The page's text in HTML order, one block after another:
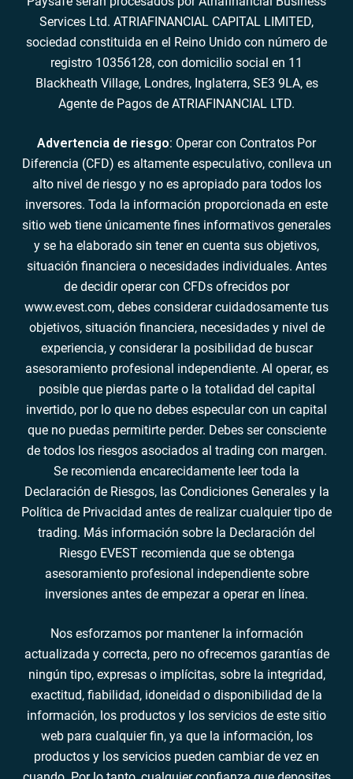
Services Ltd. ATRIAFINANCIAL CAPITAL LIMITED,
sociedad constituida en el Reino Unido con número de
registro 10356128, con domicilio social en 11
Blackheath Village, Londres, Inglaterra, SE3 9LA, es
Agente de Pagos de ATRIAFINANCIAL LTD.
Advertencia de riesgo: Operar con Contratos Por
Diferencia (CFD) es altamente especulativo, conlleva un
alto nivel de riesgo y no es apropiado para todos los
inversores. Toda la información proporcionada en este
sitio web tiene únicamente fines informativos generales
y se ha elaborado sin tener en cuenta sus objetivos,
situación financiera o necesidades individuales. Antes
de decidir operar con CFDs ofrecidos por
www.evest.com, debes considerar cuidadosamente tus
objetivos, situación financiera, necesidades y nivel de
experiencia, y considerar la posibilidad de buscar
asesoramiento profesional independiente. Al operar, es
posible que pierdas parte o la totalidad del capital
invertido, por lo que no debes especular con un capital
que no puedas permitirte perder. Debes ser consciente
de todos los riesgos asociados al trading con margen.
Se recomienda encarecidamente leer toda la
Declaración de Riesgos, las Condiciones Generales y la
Política de Privacidad antes de realizar cualquier tipo de
trading. Más información sobre la Declaración del
Riesgo EVEST recomienda que se obtenga
asesoramiento profesional independiente sobre
inversiones antes de empezar a operar en línea.
Nos esforzamos por mantener la información
actualizada y correcta, pero no ofrecemos garantías de
ningún tipo, expresas o implícitas, sobre la integridad,
exactitud, fiabilidad, idoneidad o disponibilidad de la
información, los productos y los servicios de este sitio
web para cualquier fin, ya que la información, los
productos y los servicios pueden cambiar de vez en